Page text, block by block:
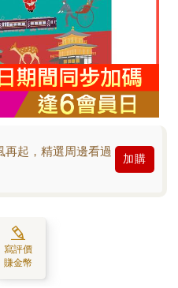
起，精選周邊看過
加購
寫評價
賺金幣